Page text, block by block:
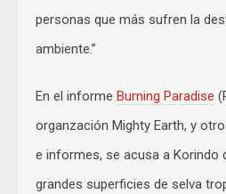
personas que más sufren la
ambiente.”
En el informe Burning Paradise
organzación Mighty Earth, y
e informes, se acusa a Korindo
grandes superficies de selva